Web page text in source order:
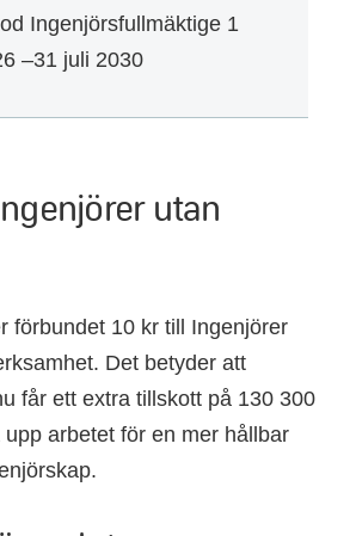
Ingenjörsfullmäktige 1
–31 juli 2030
utan
förbundet 10 kr till Ingenjörer
Det betyder att
får ett extra tillskott på 130 300
arbetet för en mer hållbar